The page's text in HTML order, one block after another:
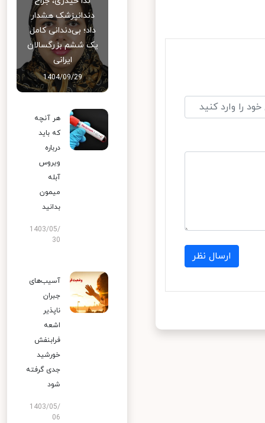
ارسال نظر
دندانپزشک هشدار
داد؛ بی‌دندانی کامل
یک ششم بزرگسالان
ایرانی
1404/09/29
هر آنچه
که باید
درباره
ویروس
آبله
میمون
بدانید
1403/05/
30
آسیب‌های
جبران
ناپذیر
اشعه
فرابنفش
خورشید
جدی گرفته
شود
1403/05/
06